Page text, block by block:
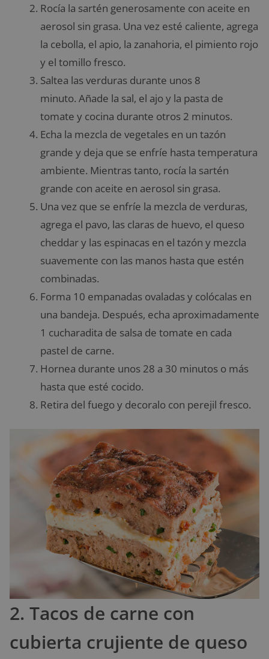
Rocía la sartén generosamente con aceite en
aerosol sin grasa. Una vez esté caliente, agrega
la cebolla, el apio, la zanahoria, el pimiento rojo
y el tomillo fresco.
Saltea las verduras durante unos 8
minuto. Añade la sal, el ajo y la pasta de
tomate y cocina durante otros 2 minutos.
Echa la mezcla de vegetales en un tazón
grande y deja que se enfríe hasta temperatura
ambiente. Mientras tanto, rocía la sartén
grande con aceite en aerosol sin grasa.
Una vez que se enfríe la mezcla de verduras,
agrega el pavo, las claras de huevo, el queso
cheddar y las espinacas en el tazón y mezcla
suavemente con las manos hasta que estén
combinadas.
Forma 10 empanadas ovaladas y colócalas en
una bandeja. Después, echa aproximadamente
1 cucharadita de salsa de tomate en cada
pastel de carne.
Hornea durante unos 28 a 30 minutos o más
hasta que esté cocido.
Retira del fuego y decoralo con perejil fresco.
2. Tacos de carne con
cubierta crujiente de queso